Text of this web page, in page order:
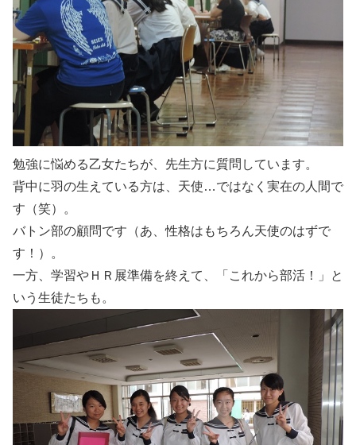
勉強に悩める乙女たちが、先生方に質問しています。
背中に羽の生えている方は、天使…ではなく実在の人間で
す（笑）。
バトン部の顧問です（あ、性格はもちろん天使のはずで
す！）。
一方、学習やＨＲ展準備を終えて、「これから部活！」と
いう生徒たちも。